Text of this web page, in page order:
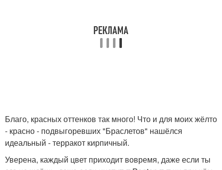
Благо, красных оттенков так много! Что и для моих жёлто
- красно - подвыгоревших "Браслетов" нашёлся
идеальный - терракот кирпичный.
Уверена, каждый цвет приходит вовремя, даже если ты